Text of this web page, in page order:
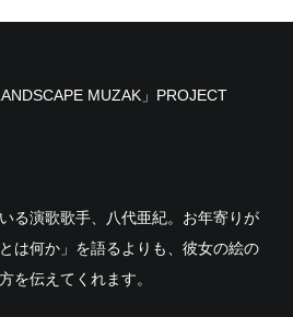
MUZAK」PROJECT
る演歌歌手、八代亜紀。お年寄りが
は何か」を語るよりも、彼女の絵の
を伝えてくれます。